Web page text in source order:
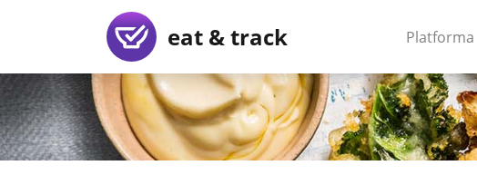
eat & track Platforma